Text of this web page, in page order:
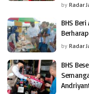
by Radar
BHS
by Radar
BHS